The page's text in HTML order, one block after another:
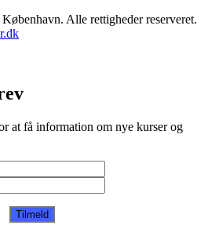
Alle rettigheder reserveret.
at få information om nye kurser og
Tilmeld